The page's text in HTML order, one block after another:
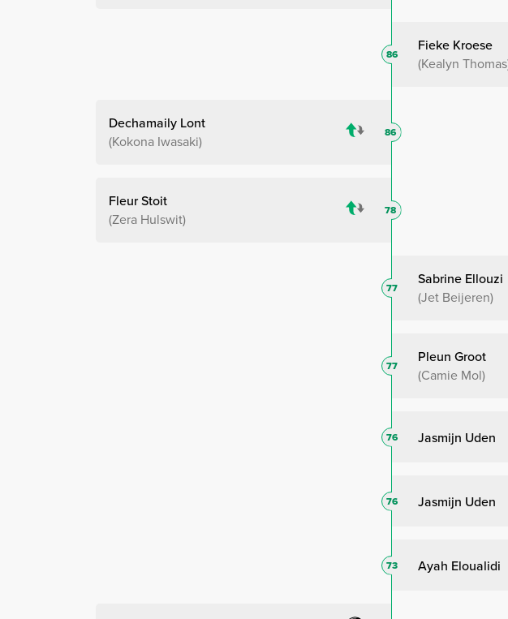
Fieke Kroese
Kealyn Thomas
86
Dechamaily Lont
Kokona Iwasaki 86
Fleur Stoit
Zera Hulswit 78
Sabrine Ellouzi
Jet Beijeren
77
Pleun Groot
Camie Mol
77
Jasmijn Uden
76
Jasmijn Uden
76
Ayah Eloualidi
73